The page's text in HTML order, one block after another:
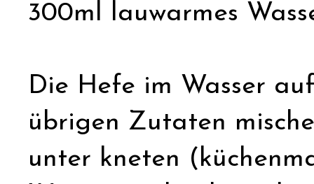
300ml lauwarmes
Die Hefe im Wasser
übrigen Zutaten
unter kneten